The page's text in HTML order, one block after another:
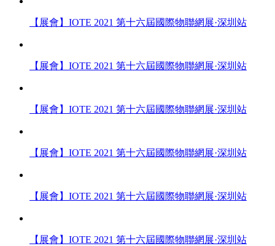
【展會】IOTE 2021 第十六屆國際物聯網展·深圳站
【展會】IOTE 2021 第十六屆國際物聯網展·深圳站
【展會】IOTE 2021 第十六屆國際物聯網展·深圳站
【展會】IOTE 2021 第十六屆國際物聯網展·深圳站
【展會】IOTE 2021 第十六屆國際物聯網展·深圳站
【展會】IOTE 2021 第十六屆國際物聯網展·深圳站